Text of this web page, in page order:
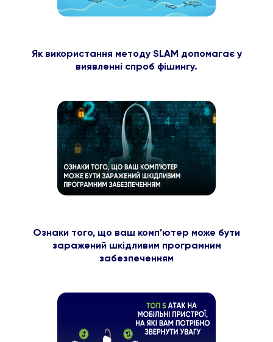
Як використання методу SLAM допомагає у
виявленні спроб фішингу.
Ознаки того, що ваш комп’ютер може бути
заражений шкідливим програмним
забезпеченням